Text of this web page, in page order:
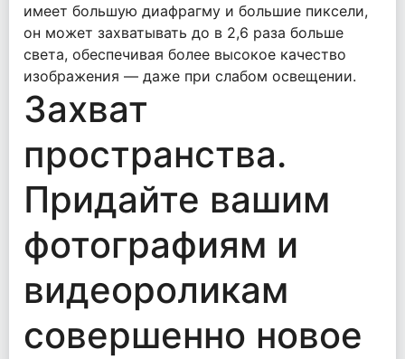
имеет большую диафрагму и большие пиксели,
он может захватывать до в 2,6 раза больше
света, обеспечивая более высокое качество
изображения — даже при слабом освещении.
Захват
пространства.
Придайте вашим
фотографиям и
видеороликам
совершенно новое